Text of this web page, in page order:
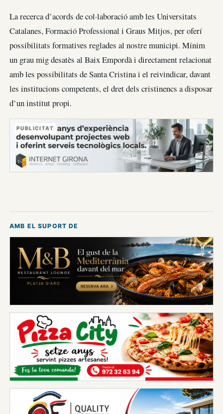
La recerca d’acords de col·laboració amb les Universitats
Catalanes, Formació Professional i Graus Mitjos, per oferí
possibilitats formatives reglades al nostre municipi. Mínim
un grau mig desatès al Baix Empordà i directament relacionat
amb les possibilitats de Santa Cristina i el reivindicar, davant
les institucions competents, el dret dels cristinencs a disposar
d’un institut propi.
PUBLICITAT
AMB EL SUPORT DE